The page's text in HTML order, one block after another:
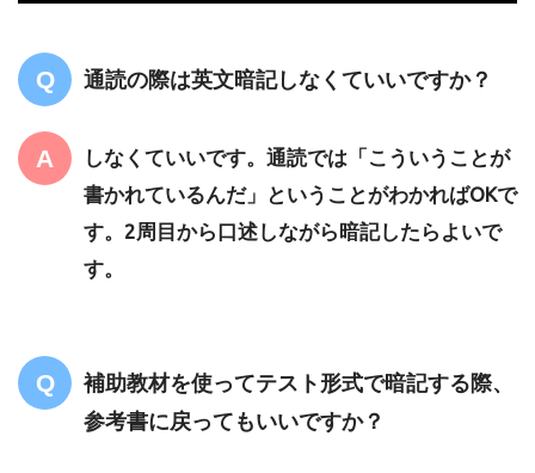
通読の際は英文暗記しなくていいですか？
しなくていいです。通読では「こういうことが
書かれているんだ」ということがわかればOKで
す。2周目から口述しながら暗記したらよいで
す。
補助教材を使ってテスト形式で暗記する際、
参考書に戻ってもいいですか？